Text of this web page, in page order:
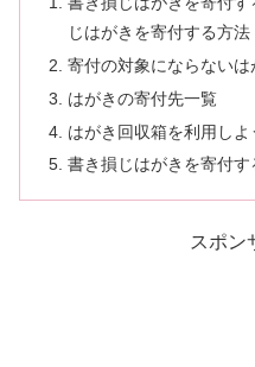
じはがきを寄付する方法
寄付の対象にならないは
はがきの寄付先一覧
はがき回収箱を利用しよ
書き損じはがきを寄付
スポン